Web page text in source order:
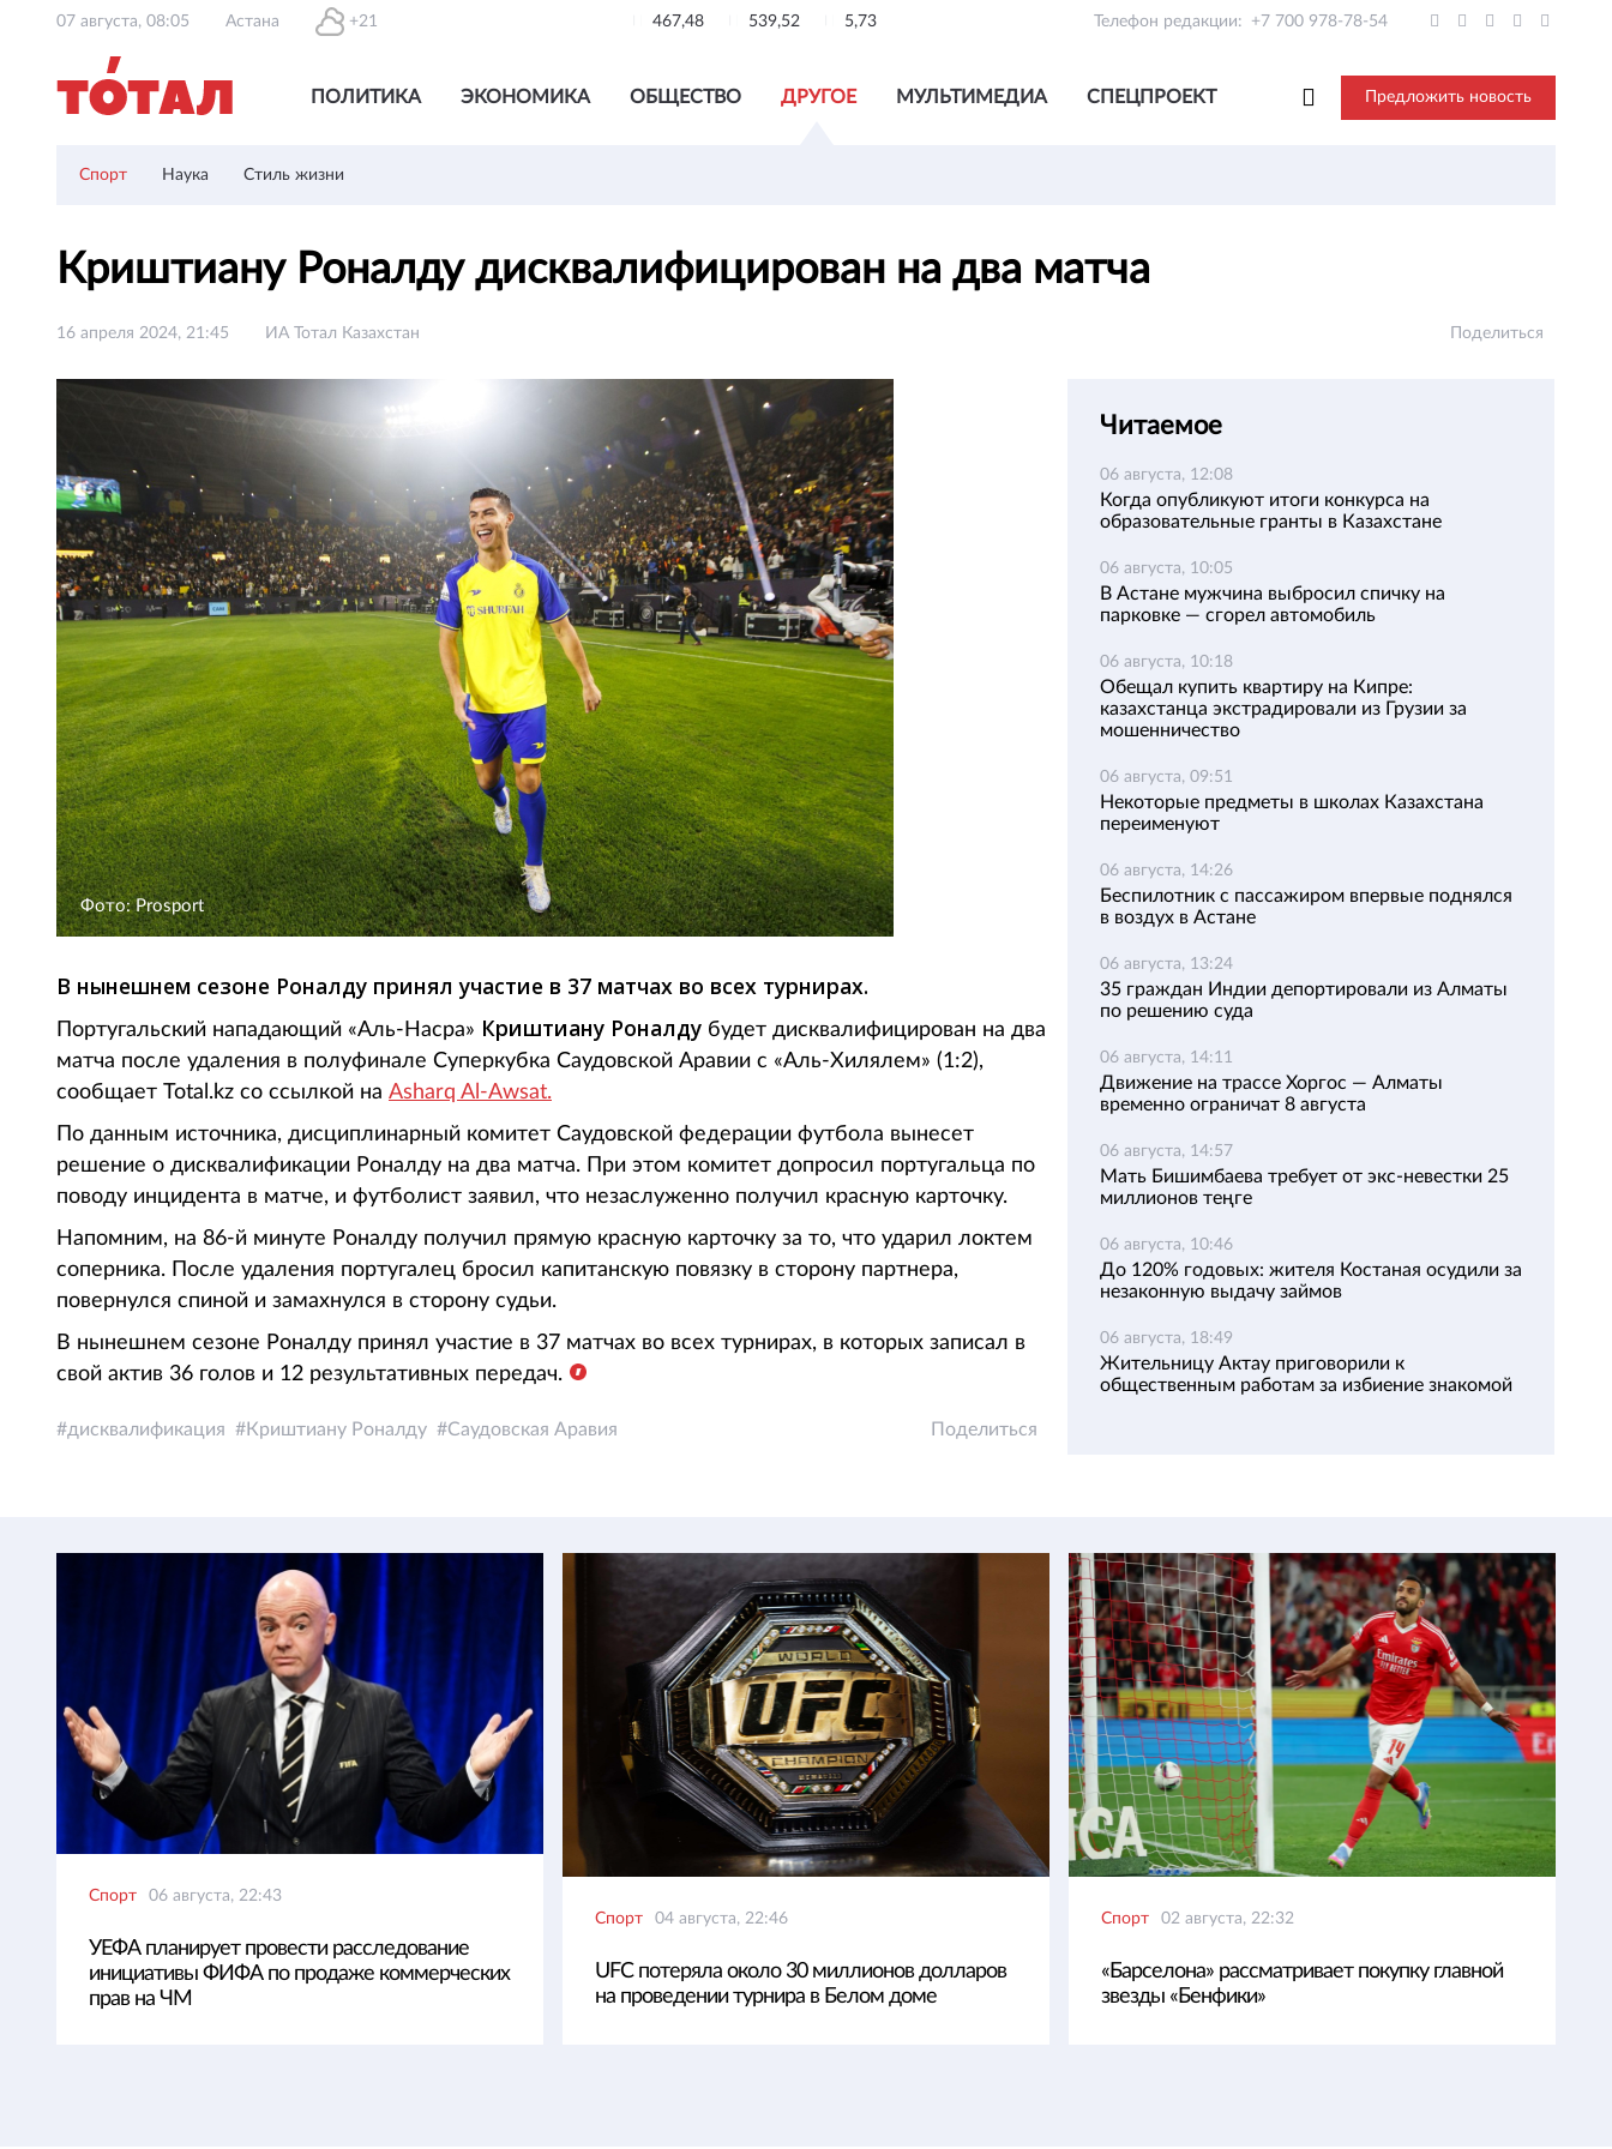
07 августа, 08:05 Астана +21 467,48 539,52 5,73 Телефон редакции: +7 700 978-78-54
ПОЛИТИКА ЭКОНОМИКА ОБЩЕСТВО ДРУГОЕ МУЛЬТИМЕДИА СПЕЦПРОЕКТ Предложить новость
Спорт Наука Стиль жизни
Криштиану Роналду дисквалифицирован на два матча
16 апреля 2024, 21:45 ИА Тотал Казахстан Поделиться
Фото: Prosport
В нынешнем сезоне Роналду принял участие в 37 матчах во всех турнирах.
Португальский нападающий «Аль-Насра» Криштиану Роналду будет дисквалифицирован на два
матча после удаления в полуфинале Суперкубка Саудовской Аравии с «Аль-Хилялем» (1:2),
сообщает Total.kz со ссылкой на Asharq Al-Awsat.
По данным источника, дисциплинарный комитет Саудовской федерации футбола вынесет
решение о дисквалификации Роналду на два матча. При этом комитет допросил португальца по
поводу инцидента в матче, и футболист заявил, что незаслуженно получил красную карточку.
Напомним, на 86-й минуте Роналду получил прямую красную карточку за то, что ударил локтем
соперника. После удаления португалец бросил капитанскую повязку в сторону партнера,
повернулся спиной и замахнулся в сторону судьи.
В нынешнем сезоне Роналду принял участие в 37 матчах во всех турнирах, в которых записал в
свой актив 36 голов и 12 результативных передач.
дисквалификация Криштиану Роналду Саудовская Аравия Поделиться
Читаемое
06 августа, 12:08
Когда опубликуют итоги конкурса на
образовательные гранты в Казахстане
06 августа, 10:05
В Астане мужчина выбросил спичку на
парковке — сгорел автомобиль
06 августа, 10:18
Обещал купить квартиру на Кипре:
казахстанца экстрадировали из Грузии за
мошенничество
06 августа, 09:51
Некоторые предметы в школах Казахстана
переименуют
06 августа, 14:26
Беспилотник с пассажиром впервые поднялся
в воздух в Астане
06 августа, 13:24
35 граждан Индии депортировали из Алматы
по решению суда
06 августа, 14:11
Движение на трассе Хоргос — Алматы
временно ограничат 8 августа
06 августа, 14:57
Мать Бишимбаева требует от экс-невестки 25
миллионов теңге
06 августа, 10:46
До 120% годовых: жителя Костаная осудили за
незаконную выдачу займов
06 августа, 18:49
Жительницу Актау приговорили к
общественным работам за избиение знакомой
Спорт 06 августа, 22:43
УЕФА планирует провести расследование
инициативы ФИФА по продаже коммерческих
прав на ЧМ
Спорт 04 августа, 22:46
UFC потеряла около 30 миллионов долларов
на проведении турнира в Белом доме
Спорт 02 августа, 22:32
«Барселона» рассматривает покупку главной
звезды «Бенфики»